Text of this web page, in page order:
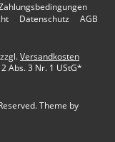
Datenschutz
AGB
Versandkosten
Abs. 3 Nr. 1 UStG*
Theme by